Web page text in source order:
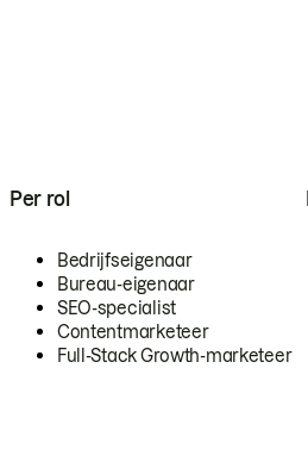
Per rol
Bedrijfseigenaar
Bureau-eigenaar
SEO-specialist
Contentmarketeer
Full-Stack Growth-marketeer